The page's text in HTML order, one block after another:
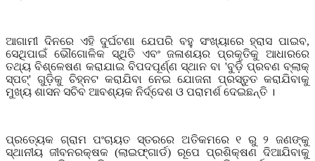
ଆଗାମୀ ଦିନରେ ଏହି ଦୁର୍ଘଟଣା ଯେପରି ବହୁ ସଂଖ୍ୟାରେ ହ୍ରାସ ପାଇବ,
ସେଥିପାଇଁ ଭୌଗୋଳିକ ସ୍ଥିତି ଏବଂ ଜଳାଶୟର ପ୍ରକୃତିକୁ ଆଧାରରେ
ତଥ୍ୟ ବିଶ୍ଳେଷଣ କରାଯାଇ ବିପଦପୂର୍ଣ୍ଣ ସ୍ଥାନ ବା 'ବୁଡ଼ି ପ୍ରବଣ ବ୍ଲାକ୍
ସ୍ପଟ୍' ଗୁଡ଼ିକୁ ଚିହ୍ନଟ କରାଯିବା ନେଇ ଯୋଜନା ପ୍ରସ୍ତୁତ କରାଯିବାକୁ
ମୁଖ୍ୟ ଶାସନ ସଚିବ ଆବଶ୍ୟକ ନିର୍ଦ୍ଦେଶ ଓ ପରାମର୍ଶ ଦେଇଛନ୍ତି ।
ପ୍ରତ୍ୟେକ ଗ୍ରାମ ପଂଚାୟତ ସ୍ତରରେ ଅତିକମରେ ୧ ରୁ ୨ ଜଣଙ୍କୁ
ସ୍ଥାନୀୟ ଜୀବନରକ୍ଷକ (ଲାଇଫ୍ଗାର୍ଡ) ରୂପେ ପ୍ରଶିକ୍ଷଣ ଦିଆଯିବାକୁ